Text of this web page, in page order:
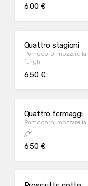
6.00 €
Quattro stagioni
Pomodoro,
funghi
6.50 €
Quattro formaggi
Pomodoro,
6.50 €